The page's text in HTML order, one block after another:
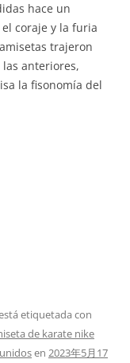
hace un
coraje y la furia
trajeron
anteriores,
la fisonomía del
etiquetada con
de karate nike
en 2023年5月17